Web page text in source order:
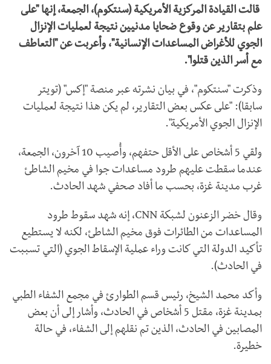
قالت القيادة المركزية الأمريكية (سنتكوم)، الجمعة، إنها "على
علم بتقارير عن وقوع ضحايا مدنيين نتيجة لعمليات الإنزال
الجوي للأغراض المساعدات الإنسانية"، وأعربت عن "التعاطف
مع أسر الذين قتلوا".
وذكرت "سنتكوم"، في بيان نشرته عبر منصة "إكس" (تويتر
سابقا): "على عكس بعض التقارير، لم يكن هذا نتيجة لعمليات
الإنزال الجوي الأمريكية".
ولقي 5 أشخاص على الأقل حتفهم، وأُصيب 10 آخرون، الجمعة،
عندما سقطت عليهم طرود مساعدات جوا في مخيم الشاطئ
غرب مدينة غزة، بحسب ما أفاد صحفي شهد الحادث.
وقال خضر الزعنون لشبكة CNN، إنه شهد سقوط طرود
المساعدات من الطائرات فوق مخيم الشاطئ، لكنه لا يستطيع
تأكيد الدولة التي كانت وراء عملية الإسقاط الجوي (التي تسببت
في الحادث).
وأكد محمد الشيخ، رئيس قسم الطوارئ في مجمع الشفاء الطبي
بمدينة غزة، مقتل 5 أشخاص في الحادث، وأشار إلى أن بعض
المصابين في الحادث، الذين تم نقلهم إلى الشفاء، في حالة
خطيرة.